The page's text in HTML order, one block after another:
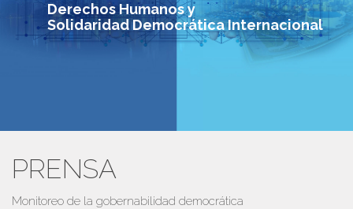
Derechos Humanos y
Solidaridad Democrática Internacional
PRENSA
Monitoreo de la gobernabilidad democrática